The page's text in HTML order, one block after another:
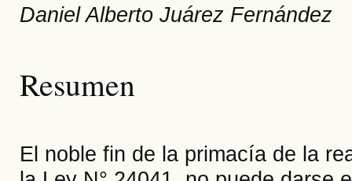
Daniel Alberto Juárez Fernández
Resumen
El noble fin de la primacía de la